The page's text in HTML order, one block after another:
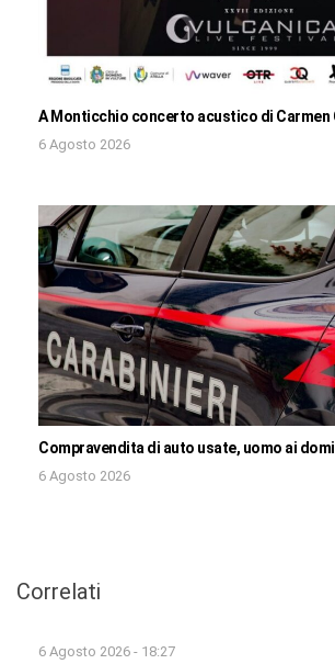
A Monticchio concerto acustico di Carmen
6 Agosto 2026
Compravendita di auto usate, uomo ai
6 Agosto 2026
Correlati
6 Agosto 2026 - 18:27